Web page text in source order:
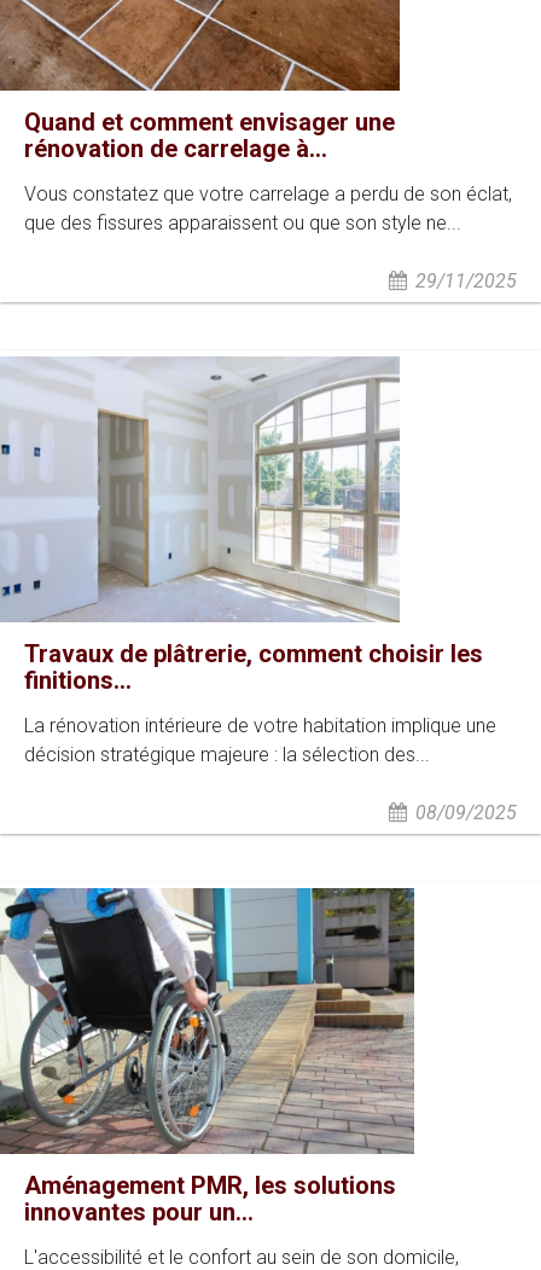
Quand et comment envisager une
rénovation de carrelage à...
Vous constatez que votre carrelage a perdu de son éclat,
que des fissures apparaissent ou que son style ne...
29/11/2025
Travaux de plâtrerie, comment choisir les
finitions...
La rénovation intérieure de votre habitation implique une
décision stratégique majeure : la sélection des...
08/09/2025
Aménagement PMR, les solutions
innovantes pour un...
L'accessibilité et le confort au sein de son domicile,